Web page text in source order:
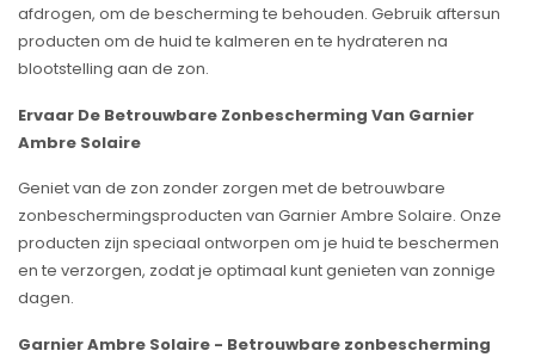
afdrogen, om de bescherming te behouden. Gebruik aftersun
producten om de huid te kalmeren en te hydrateren na
blootstelling aan de zon.
Ervaar De Betrouwbare Zonbescherming Van Garnier
Ambre Solaire
Geniet van de zon zonder zorgen met de betrouwbare
zonbeschermingsproducten van Garnier Ambre Solaire. Onze
producten zijn speciaal ontworpen om je huid te beschermen
en te verzorgen, zodat je optimaal kunt genieten van zonnige
dagen.
Garnier Ambre Solaire - Betrouwbare zonbescherming